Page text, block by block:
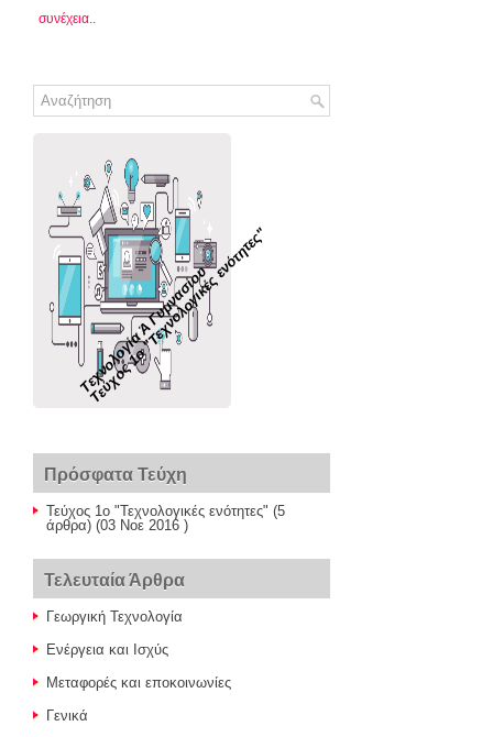
συνέχεια..
Τεχνολογία Ά Γυμνασίου
Τεύχος 1ο "Τεχνολογικές ενότητες"
Πρόσφατα Τεύχη
Τεύχος 1ο "Τεχνολογικές ενότητες" (5
άρθρα) (03 Νοε 2016 )
Τελευταία Άρθρα
Γεωργική Τεχνολογία
Ενέργεια και Ισχύς
Μεταφορές και εποκοινωνίες
Γενικά